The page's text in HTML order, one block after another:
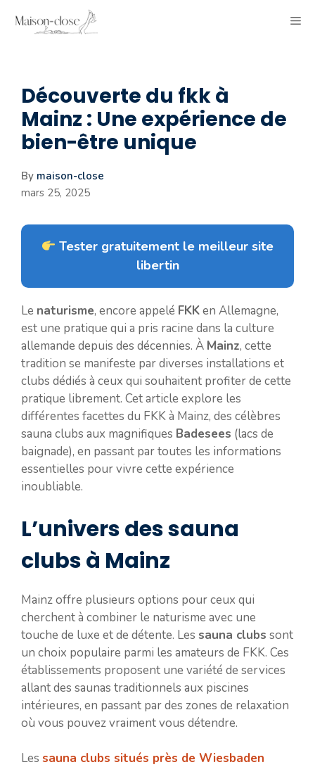
Découverte du fkk à
Mainz : Une expérience de
bien-être unique
By maison-close
mars 25, 2025
Tester gratuitement le meilleur site
libertin
Le naturisme, encore appelé FKKen Allemagne,
est une pratique qui a pris racine dans la culture
allemande depuis des décennies. À Mainz, cette
tradition se manifeste par diverses installations et
clubs dédiés à ceux qui souhaitent profiter de cette
pratique librement. Cet article explore les
différentes facettes du FKK à Mainz, des célèbres
sauna clubs aux magnifiques Badesees (lacs de
baignade), en passant par toutes les informations
essentielles pour vivre cette expérience
inoubliable.
L’univers des sauna
clubs à Mainz
Mainz offre plusieurs options pour ceux qui
cherchent à combiner le naturisme avec une
touche de luxe et de détente. Les sauna clubs sont
un choix populaire parmi les amateurs de FKK. Ces
établissements proposent une variété de services
allant des saunas traditionnels aux piscines
intérieures, en passant par des zones de relaxation
où vous pouvez vraiment vous détendre.
Les sauna clubs situés près de Wiesbaden